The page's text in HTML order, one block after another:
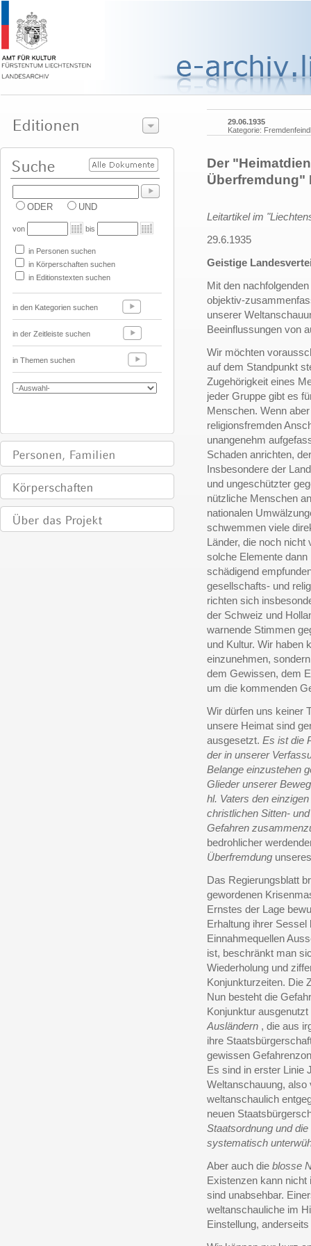
ODER UND
von bis
in Personen suchen
in Körperschaften suchen
in Editionstexten suchen
in den Kategorien suchen
in der Zeitleiste suchen
in Themen suchen
29.06.1935
Kategorie:
Der
Überfremdung"
Leitartikel im
29.6.1935
Geistige
Mit den
objektiv-
unserer
Beeinflussungen von
Wir möchten
auf dem Standpunkt
Zugehörigkeit eines
jeder Gruppe gibt es
Menschen. Wenn
religionsfremden
unangenehm
Schaden anrichten,
Insbesondere der
und ungeschützter
nützliche Menschen
nationalen
schwemmen viele
Länder, die noch
solche Elemente
schädigend
gesellschafts- und
richten sich
der Schweiz und
warnende Stimmen
und Kultur. Wir haben
einzunehmen,
dem Gewissen, dem
um die kommenden
Wir dürfen uns keiner
unsere Heimat sind
ausgesetzt. Es ist die
der in unserer
Belange einzustehen
Glieder unserer
hl. Vaters den
christlichen Sitten-
Gefahren
bedrohlicher
Überfremdung
Das Regierungsblatt
gewordenen
Ernstes der Lage
Erhaltung ihrer
Einnahmequellen
ist, beschränkt man
Wiederholung und
Konjunkturzeiten. Die
Nun besteht die
Konjunktur
Ausländern , die aus
ihre
gewissen
Es sind in erster Linie
Weltanschauung,
weltanschaulich
neuen
Staatsordnung und
systematisch
Aber auch die blosse
Existenzen kann
sind unabsehbar.
weltanschauliche im
Einstellung,